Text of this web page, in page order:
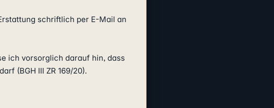
ich vorsorglich darauf hin, dass
(BGH III ZR 169/20).